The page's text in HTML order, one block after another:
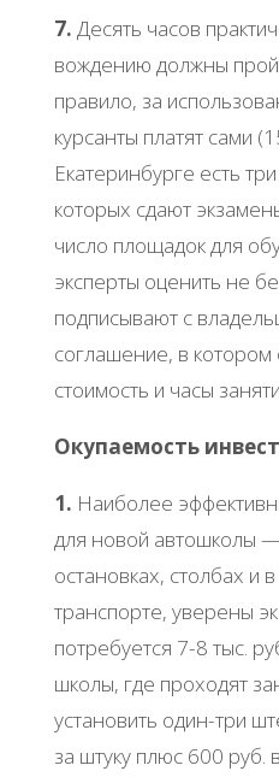
7. Десять часов
вождению должны
правило, за
курсанты платят сами
Екатеринбурге есть
которых сдают
число площадок для
эксперты оценить не
подписывают с
соглашение, в котором
стоимость и часы
Окупаемость
1. Наиболее
для новой автошколы
остановках, столбах и
транспорте, уверены
потребуется 7-8 тыс.
школы, где проходят
установить один-три
за штуку плюс 600 руб.